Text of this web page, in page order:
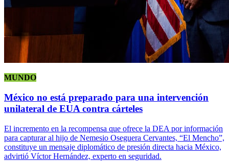
MUNDO
México no está preparado para una intervención
unilateral de EUA contra cárteles
El incremento en la recompensa que ofrece la DEA por información
para capturar al hijo de Nemesio Oseguera Cervantes, “El Mencho”,
constituye un mensaje diplomático de presión directa hacia México,
advirtió Víctor Hernández, experto en seguridad.